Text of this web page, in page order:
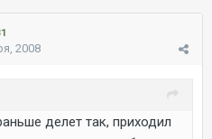
2008
делет так, приходил